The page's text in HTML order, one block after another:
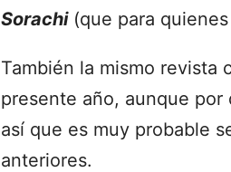
Sorachi(que para
También la mismo revista
presente año, aunque por
así que es muy probable
anteriores.